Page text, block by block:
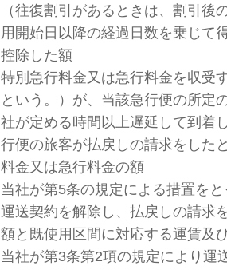
（往復割引があるときは、割引後
用開始日以降の経過日数を乗じて
控除した額
特別急行料金又は急行料金を収受
という。）が、当該急行便の所定
社が定める時間以上遅延して到着
行便の旅客が払戻しの請求をし
料金又は急行料金の額
当社が第5条の規定による措置を
運送契約を解除し、払戻しの請
額と既使用区間に対応する運賃及
当社が第3条第2項の規定により